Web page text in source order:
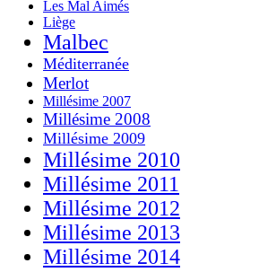
Les Mal Aimés
Liège
Malbec
Méditerranée
Merlot
Millésime 2007
Millésime 2008
Millésime 2009
Millésime 2010
Millésime 2011
Millésime 2012
Millésime 2013
Millésime 2014